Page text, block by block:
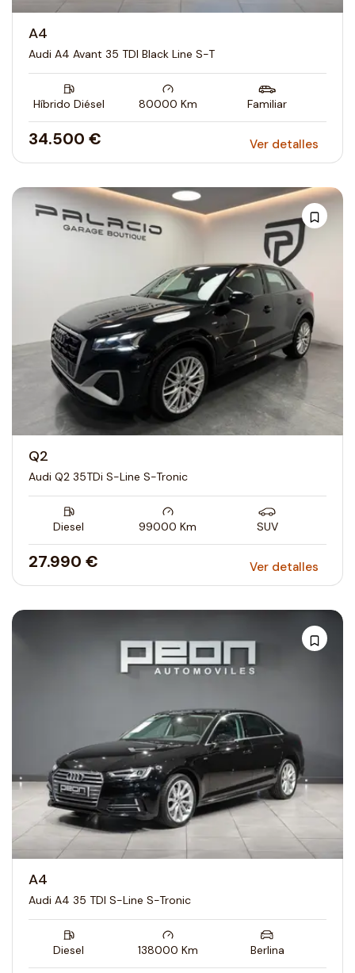
A4
Audi A4 Avant 35 TDI Black Line S-T
Híbrido Diésel 80000 Km Familiar
34.500 € Ver detalles
Q2
Audi Q2 35TDi S-Line S-Tronic
Diesel 99000 Km SUV
27.990 € Ver detalles
A4
Audi A4 35 TDI S-Line S-Tronic
Diesel 138000 Km Berlina